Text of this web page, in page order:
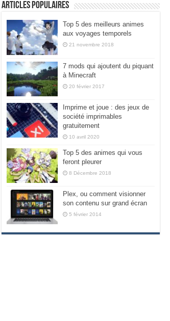
Articles populaires
Top 5 des meilleurs animes
aux voyages temporels
21 novembre 2018
7 mods qui ajoutent du piquant
à Minecraft
20 février 2017
Imprime et joue : des jeux de
société imprimables
gratuitement
10 avril 2020
Top 5 des animes qui vous
feront pleurer
8 Décembre 2018
Plex, ou comment visionner
son contenu sur grand écran
5 février 2014